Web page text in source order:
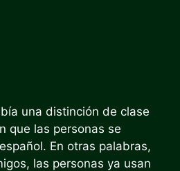
una distinción de clase
que las personas se
En otras palabras,
las personas ya usan